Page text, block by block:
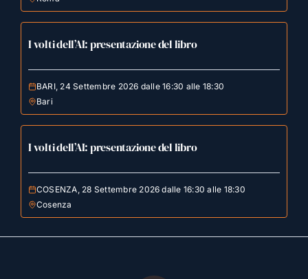
I volti dell’AI: presentazione del libro
BARI, 24 Settembre 2026 dalle 16:30 alle 18:30
Bari
I volti dell’AI: presentazione del libro
COSENZA, 28 Settembre 2026 dalle 16:30 alle 18:30
Cosenza